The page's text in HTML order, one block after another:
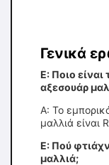
Γενικά
Ε: Ποιο
αξεσουάρ
Α: Το
μαλλιά είναι
Ε: Πού
μαλλιά;